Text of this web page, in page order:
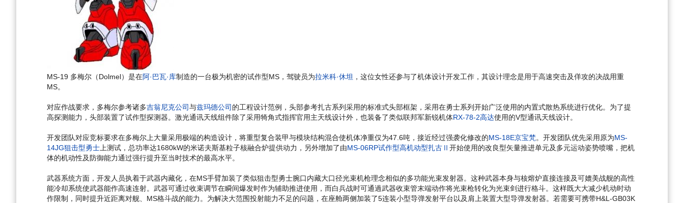
MS-19 多梅尔（Dolmel）是在阿·巴瓦·库制造的一台极为机密的试作型MS，驾驶员为拉米科·休坦 ，这位女性还参与了机体设计开发工作，其设计理念是用于高速突击及佯攻的决战用重
MS。
对应作战要求，多梅尔参考诸多吉翁尼克公司与兹玛德公司 的工程设计范例，头部参考扎古系列采用的标准式头部框架，采用在勇士系列开始广泛使用的内置式散热系统进行优化。为了提
高探测能力，头部装置了试作型探测器。激光通讯天线组件除了采用犄角式指挥官用主天线设计外，也装备了类似联邦军新锐机体RX-78-2高达使用的V型通讯天线设计。
开发团队对应竞标要求在多梅尔上大量采用极端的构造设计，将重型复合装甲与模块结构混合使机体净重仅为47.6吨，接近经过强袭化修改的MS-18E京宝梵。开发团队优先采用原为MS-
14JG狙击型勇士 上测试，总功率达1680kW的米诺夫斯基粒子核融合炉提供动力，另外增加了由MS-06RP试作型高机动型扎古Ⅱ 开始使用的改良型矢量推进单元及多元运动姿势喷嘴，把机
体的机动性及防御能力通过强行提升至当时技术的最高水平。
武器系统方面，开发人员执着于武器内藏化，在MS手臂加装了类似狙击型勇士腕口内藏大口径光束机枪理念相似的多功能光束发射器。这种武器本身与核熔炉直接连接及可媲美战舰的高性
能冷却系统使武器能作高速连射。武器可通过收束调节在瞬间爆发时作为辅助推进使用，而白兵战时可通過武器收束管末端动作将光束枪转化为光束剑进行格斗。这样既大大减少机动时动
作限制，同时提升近距离对舰、MS格斗战的能力。为解决大范围投射能力不足的问题，在座舱两侧加装了5连装小型导弹发射平台以及肩上装置大型导弹发射器。若需要可携带H&L-GB03K